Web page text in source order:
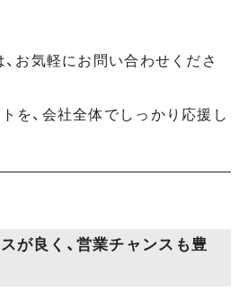
お気軽にお問い合わせくださ
を、会社全体でしっかり応援し
が良く、営業チャンスも豊